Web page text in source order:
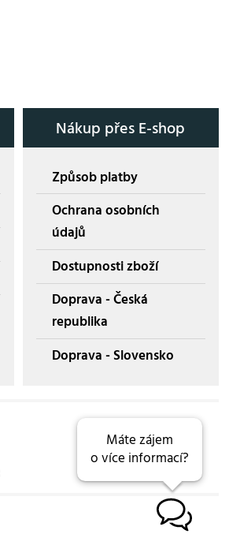
Nákup přes E-shop
Způsob platby
Ochrana osobních
údajů
Dostupnosti zboží
Doprava - Česká
republika
Doprava - Slovensko
Máte zájem
o více informací?
B